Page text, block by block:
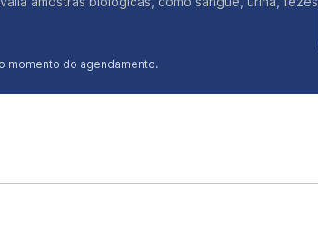
momento do agendamento.